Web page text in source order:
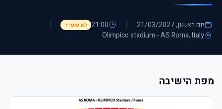
יום ראשון, 21/03/2027 21:00 לא סופי▼
Olimpico stadium - AS Roma, Italy
מפת הישיבה